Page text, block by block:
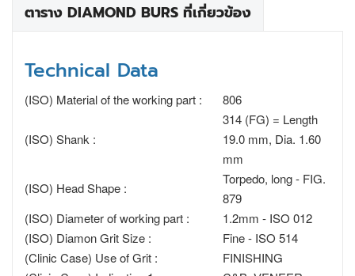
ตาราง DIAMOND BURS ที่เกี่ยวข้อง
Technical Data
(ISO) Material of the working part : 806
(ISO) Shank :
314 (FG) = Length
19.0 mm, Dia. 1.60
mm
(ISO) Head Shape :
Torpedo, long - FIG.
879
(ISO) Diameter of working part :
1.2mm - ISO 012
(ISO) Diamon Grit Size :
Fine - ISO 514
(Clinic Case) Use of Grit :
FINISHING